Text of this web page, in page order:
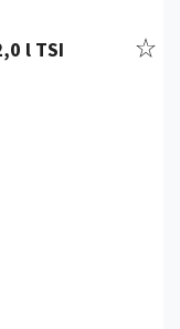
l TSI